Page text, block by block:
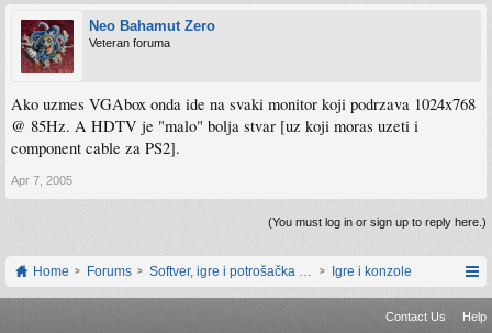
Neo Bahamut Zero
Veteran foruma
Ako uzmes VGAbox onda ide na svaki monitor koji podrzava 1024x768
@ 85Hz. A HDTV je "malo" bolja stvar [uz koji moras uzeti i
component cable za PS2].
Apr 7, 2005
(You must log in or sign up to reply here.)
Home Forums Softver, igre i potrošačka elektronikaIgre i konzole
Contact Us
Help